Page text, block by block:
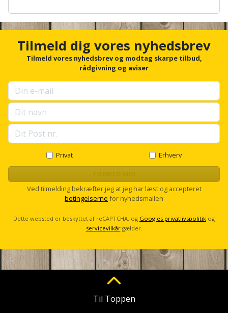
Radonsikring
Rumdeler
Sand
grus
Skruer,
bolte
og
møtrikker
Skunklem
Tag
og
Målebånd
Markeringsværktøj
Mejsel
Murerværktøj
Nedstryger
Nøgleværktøj
Palleløfter
Polsøger
Profilsaks
Føringsskinne
Forlængerledning
Fugtmåler
Gipsskruemaskine
Girafsliber
Girafsliber
Industristøvsuger
Kantfræser
Kantlimer
og
kajak
Havemøbler
Haveredskaber
Haveslange
og
Højbede
Højtaler
Hylder
c
r
u
p
s
e
l
l
c
o
Tilmeld dig vores nyhedsbrev
Tilmeld vores nyhedsbrev og modtag skarpe tilbud,
rådgivning og aviser
Privat Erhverv
Ved tilmelding bekræfter jeg at jeg har læst og accepteret
betingelserne for nyhedsmailen
Dette websted er beskyttet af reCAPTCHA, og Googles privatlivspolitik og
servicevilkårgælder.
Til Toppen